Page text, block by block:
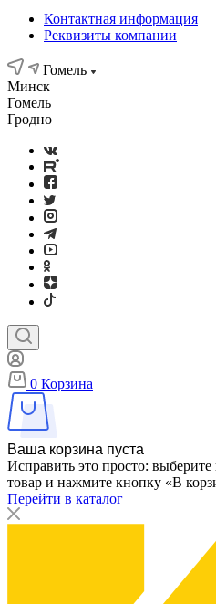
Контактная информация
Реквизиты компании
Гомель
Минск
Гомель
Гродно
0 Корзина
Ваша корзина пуста
Исправить это просто:
товар и нажмите кнопку «В
Перейти в каталог